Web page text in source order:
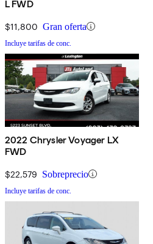
L FWD
$11,800 Gran oferta
Incluye tarifas de conc.
2022 Chrysler Voyager LX
FWD
$22,579 Sobreprecio
Incluye tarifas de conc.